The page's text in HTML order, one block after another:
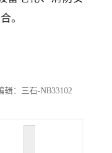
。
辑：三石-NB33102